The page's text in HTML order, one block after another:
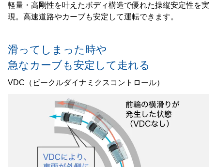
軽量・高剛性を叶えたボディ構造で優れた操縦安定性を実
現。高速道路やカーブも安定して運転できます。
滑ってしまった時や
急なカーブも安定して走れる
VDC（ビークルダイナミクスコントロール）